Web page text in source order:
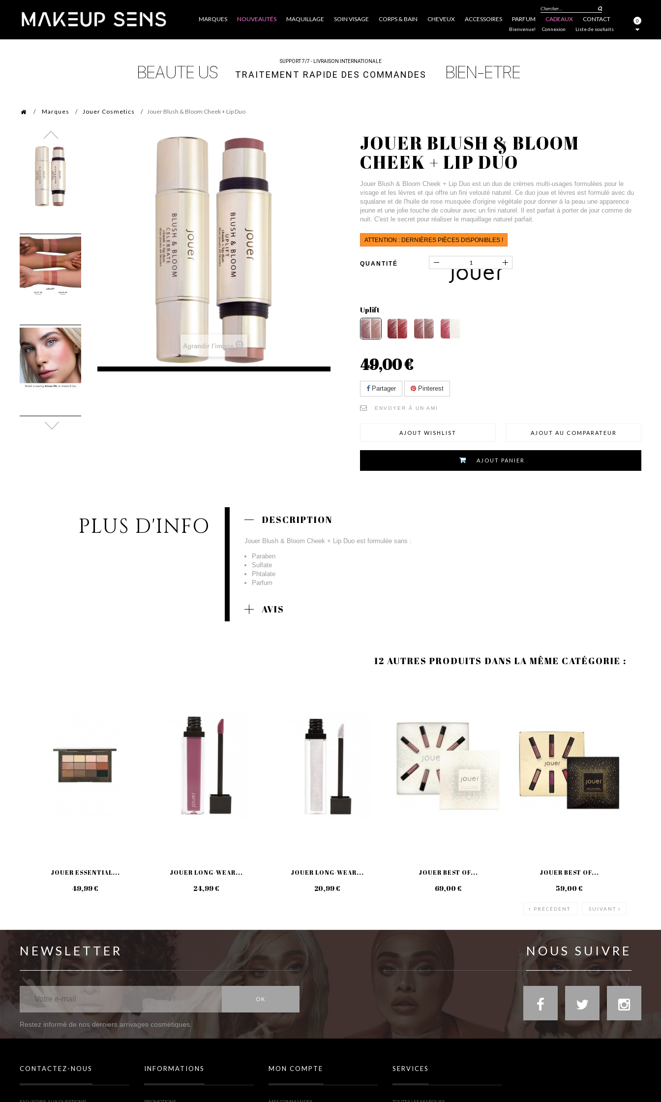
Catégories MARQUES NOUVEAUTÉS MAQUILLAGE SOIN VISAGE CORPS & BAIN CHEVEUX ACCESSOIRES PARFUM CADEAUX CONTACT
Chercher...
0
Liste de souhaits
Bienvenue! Connexion
SUPPORT 7/7 - LIVRAISON INTERNATIONALE
TRAITEMENT RAPIDE DES COMMANDES
Marques Jouer Cosmetics Jouer Blush & Bloom Cheek + Lip Duo
Agrandir l'image
JOUER BLUSH & BLOOM
CHEEK + LIP DUO
Jouer Blush & Bloom Cheek + Lip Duo est un duo de crèmes multi-usages formulées pour le
visage et les lèvres et qui offre un fini velouté naturel. Ce duo joue et lèvres est formulé avec du
squalane et de l'huile de rose musquée d'origine végétale pour donner à la peau une apparence
jeune et une jolie touche de couleur avec un fini naturel. Il est parfait à porter de jour comme de
nuit. C'est le secret pour réaliser le maquillage naturel parfait.
ATTENTION : DERNIÈRES PIÈCES DISPONIBLES !
QUANTITÉ
Uplift
49,00 €
Partager Pinterest
ENVOYER À UN AMI
AJOUT WISHLIST AJOUT AU COMPARATEUR
AJOUT PANIER
PLUS D'INFO DESCRIPTION
Jouer Blush & Bloom Cheek + Lip Duo est formulée sans :
Paraben
Sulfate
Phtalate
Parfum
AVIS
12 AUTRES PRODUITS DANS LA MÊME CATÉGORIE :
JOUER ESSENTIAL...
49,99 €
JOUER LONG-WEAR...
24,99 €
JOUER LONG-WEAR...
20,99 €
JOUER BEST OF...
69,00 €
JOUER BEST OF...
59,00 €
PRÉCÉDENT SUIVANT
NEWSLETTER
OK
Restez informé de nos derniers arrivages cosmétiques.
NOUS SUIVRE
CONTACTEZ-NOUS INFORMATIONS MON COMPTE SERVICES